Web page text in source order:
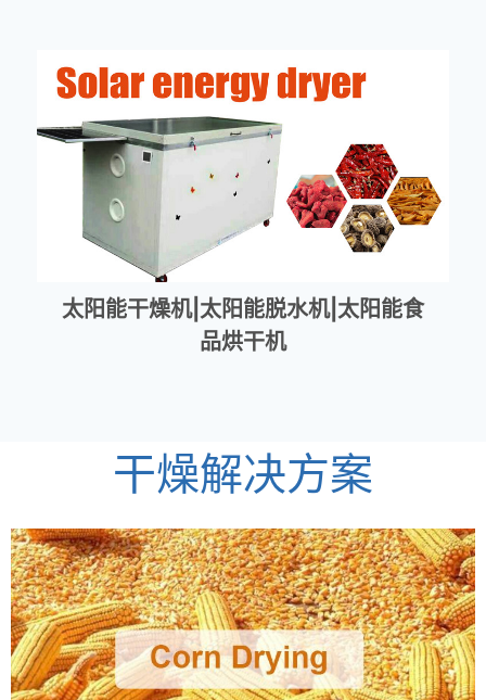
太阳能干燥机|太阳能脱水机|太阳能食
品烘干机
干燥解决方案